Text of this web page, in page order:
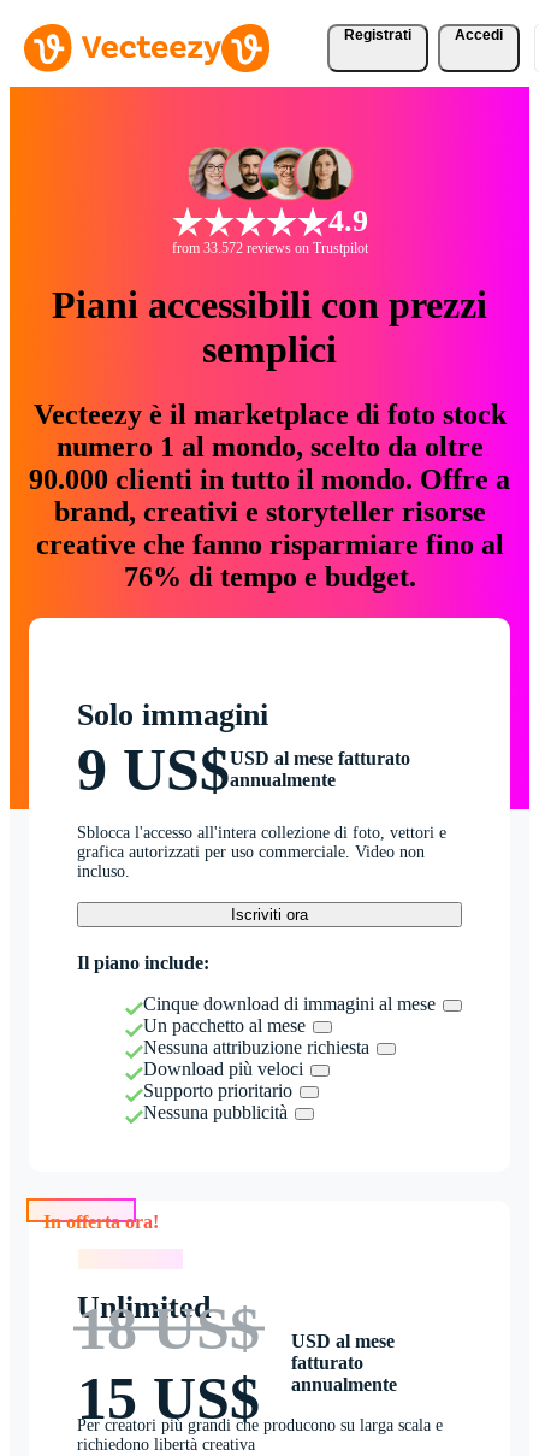
Registrati Accedi
4.9
from 33.572 reviews on Trustpilot
Piani accessibili con prezzi
semplici
Vecteezy è il marketplace di foto stock
numero 1 al mondo, scelto da oltre
90.000 clienti in tutto il mondo. Offre a
brand, creativi e storyteller risorse
creative che fanno risparmiare fino al
76% di tempo e budget.
Solo immagini
9 US$USD al mese fatturato
annualmente
Sblocca l'accesso all'intera collezione di foto, vettori e
grafica autorizzati per uso commerciale. Video non
incluso.
Iscriviti ora
Il piano include:
Cinque download di immagini al mese
Un pacchetto al mese
Nessuna attribuzione richiesta
Download più veloci
Supporto prioritario
Nessuna pubblicità
Unlimited
18 US$
15 US$
USD al mese
fatturato
annualmente
Per creatori più grandi che producono su larga scala e
richiedono libertà creativa